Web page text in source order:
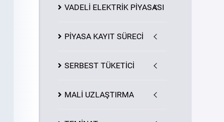
VADELİ ELEKTRİK PİYASASI
PİYASAKAYIT SÜRECİ
SERBEST TÜKETİCİ
MALİ UZLAŞTIRMA